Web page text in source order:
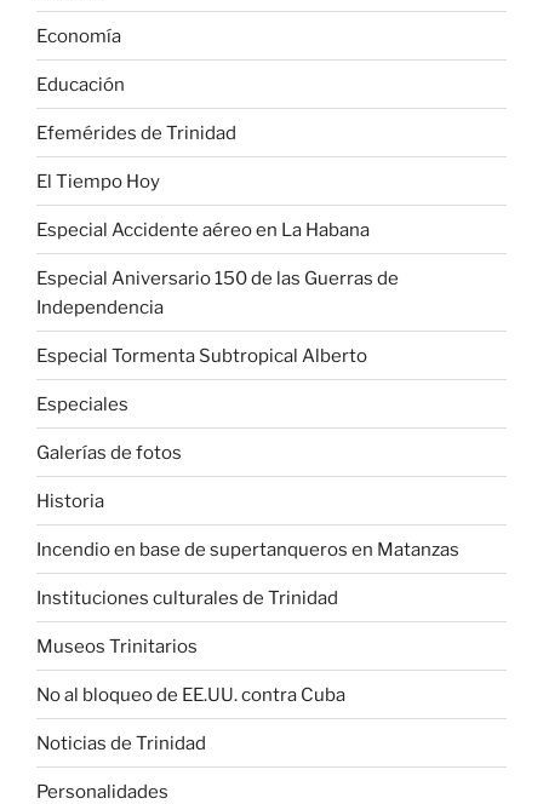
Economía
Educación
Efemérides de Trinidad
El Tiempo Hoy
Especial Accidente aéreo en La Habana
Especial Aniversario 150 de las Guerras de
Independencia
Especial Tormenta Subtropical Alberto
Especiales
Galerías de fotos
Historia
Incendio en base de supertanqueros en Matanzas
Instituciones culturales de Trinidad
Museos Trinitarios
No al bloqueo de EE.UU. contra Cuba
Noticias de Trinidad
Personalidades